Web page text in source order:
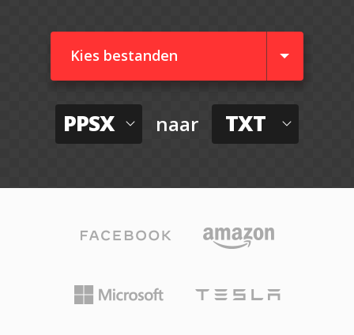
Kies bestanden
PPSX naar TXT